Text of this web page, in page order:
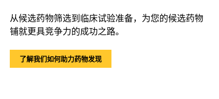
从候选药物筛选到临床试验准备，为您的候选药物
铺就更具竞争力的成功之路。
了解我们如何助力药物发现